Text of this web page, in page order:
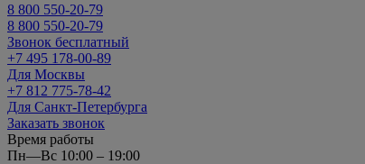
8 800 550-20-79
8 800 550-20-79
Звонок бесплатный
+7 495 178-00-89
Для Москвы
+7 812 775-78-42
Для Санкт-Петербурга
Заказать звонок
Время работы
Пн—Вс 10:00 – 19:00